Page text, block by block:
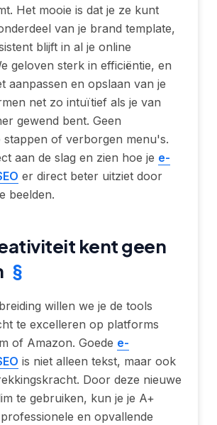
Het mooie is dat je ze kunt
van je brand template,
blijft in al je online
geloven sterk in efficiëntie, en
aanpassen en opslaan van je
net zo intuïtief als je van
gewend bent. Geen
stappen of verborgen menu's.
aan de slag en zien hoe je e-
er direct beter uitziet door
beelden.
kent geen
§
willen we je de tools
te excelleren op platforms
of Amazon. Goede e-
is niet alleen tekst, maar ook
Door deze nieuwe
te gebruiken, kun je je A+
en opvallende